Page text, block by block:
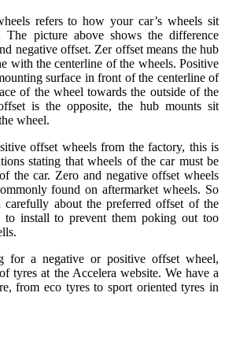
refers to how your car’s wheels sit
picture above shows the difference
negative offset. Zer offset means the hub
with the centerline of the wheels. Positive
surface in front of the centerline of
of the wheel towards the outside of the
is the opposite, the hub mounts sit
wheel.
offset wheels from the factory, this is
stating that wheels of the car must be
the car. Zero and negative offset wheels
found on aftermarket wheels. So
carefully about the preferred offset of the
to install to prevent them poking out too
for a negative or positive offset wheel,
tyres at the Accelera website. We have a
from eco tyres to sport oriented tyres in